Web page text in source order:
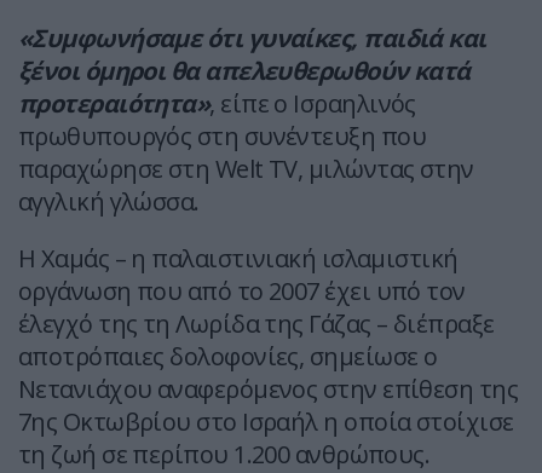
«Συμφωνήσαμε ότι γυναίκες, παιδιά και
ξένοι όμηροι θα απελευθερωθούν κατά
προτεραιότητα», είπε ο Ισραηλινός
πρωθυπουργός στη συνέντευξη που
παραχώρησε στη Welt TV, μιλώντας στην
αγγλική γλώσσα.
Η Χαμάς – η παλαιστινιακή ισλαμιστική
οργάνωση που από το 2007 έχει υπό τον
έλεγχό της τη Λωρίδα της Γάζας – διέπραξε
αποτρόπαιες δολοφονίες, σημείωσε ο
Νετανιάχου αναφερόμενος στην επίθεση της
7ης Οκτωβρίου στο Ισραήλ η οποία στοίχισε
τη ζωή σε περίπου 1.200 ανθρώπους.